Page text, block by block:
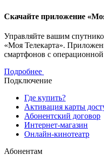
Скачайте приложение
Управляйте вашим
«Моя Телекарта».
смартфонов с
Подробнее
Подключение
Где купить?
Активация карты
Абонентский договор
Интернет-магазин
Онлайн-кинотеатр
Абонентам